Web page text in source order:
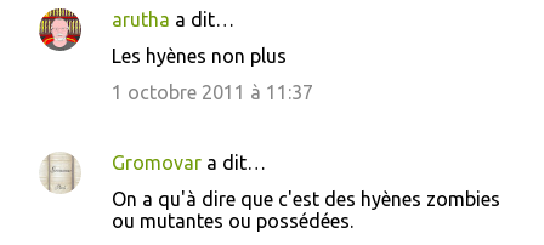
arutha a dit…
Les hyènes non plus
1 octobre 2011 à 11:37
Gromovar a dit…
On a qu'à dire que c'est des hyènes zombies
ou mutantes ou possédées.